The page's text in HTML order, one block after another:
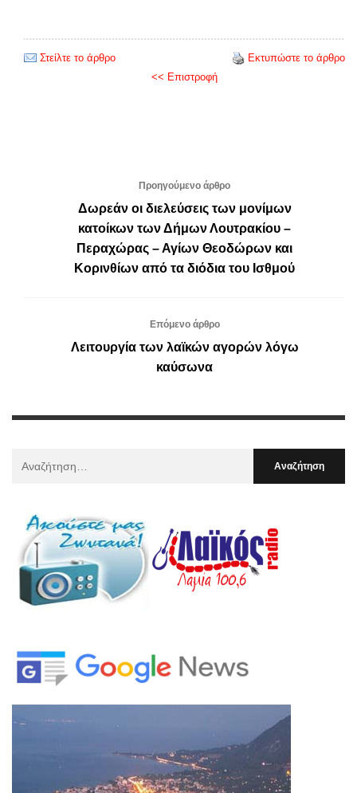
Στείλτε το άρθρο
Εκτυπώστε το άρθρο
<< Επιστροφή
Προηγούμενο άρθρο
Δωρεάν οι διελεύσεις των μονίμων
κατοίκων των Δήμων Λουτρακίου –
Περαχώρας – Αγίων Θεοδώρων και
Κορινθίων από τα διόδια του Ισθμού
Επόμενο άρθρο
Λειτουργία των λαϊκών αγορών λόγω
καύσωνα